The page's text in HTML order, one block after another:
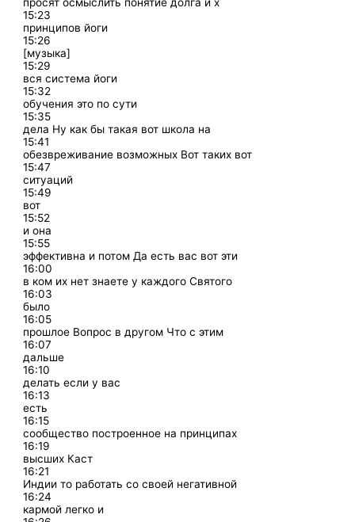
просят осмыслить понятие долга и х
15:23
принципов йоги
15:26
[музыка]
15:29
вся система йоги
15:32
обучения это по сути
15:35
дела Ну как бы такая вот школа на
15:41
обезвреживание возможных Вот таких вот
15:47
ситуаций
15:49
вот
15:52
и она
15:55
эффективна и потом Да есть вас вот эти
16:00
в ком их нет знаете у каждого Святого
16:03
было
16:05
прошлое Вопрос в другом Что с этим
16:07
дальше
16:10
делать если у вас
16:13
есть
16:15
сообщество построенное на принципах
16:19
высших Каст
16:21
Индии то работать со своей негативной
16:24
кармой легко и